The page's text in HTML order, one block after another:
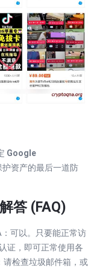
Google
资产的最后一道防
答 (FAQ)
可以。只要能正常访
证，即可正常使用各
请检查垃圾邮件箱，或